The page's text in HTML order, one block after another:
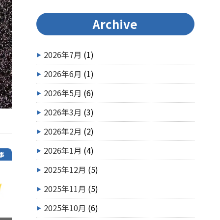
Archive
2026年7月 (1)
2026年6月 (1)
2026年5月 (6)
2026年3月 (3)
2026年2月 (2)
2026年1月 (4)
2025年12月 (5)
2025年11月 (5)
2025年10月 (6)